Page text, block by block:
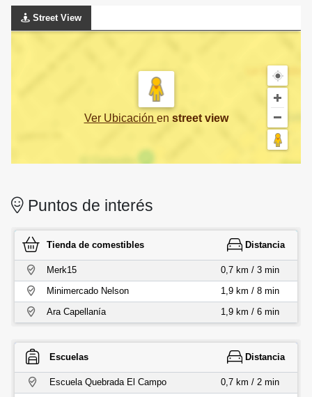
Street View
Ver Ubicación en street view
Puntos de interés
Tienda de comestibles Distancia
Merk15
0,7 km / 3 min
Minimercado Nelson
1,9 km / 8 min
Ara Capellanía
1,9 km / 6 min
Escuelas Distancia
Escuela Quebrada El Campo
0,7 km / 2 min